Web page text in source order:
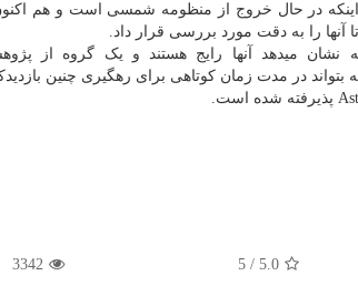
در حال خروج از منظومه شمسی است و هم
آنها را به دقت مورد بررسی قرار داد.
ای دیگر در سال 2019 کشف شد که نشان میدهد آنها رایج هستند و یک
5.0
/
5
3342